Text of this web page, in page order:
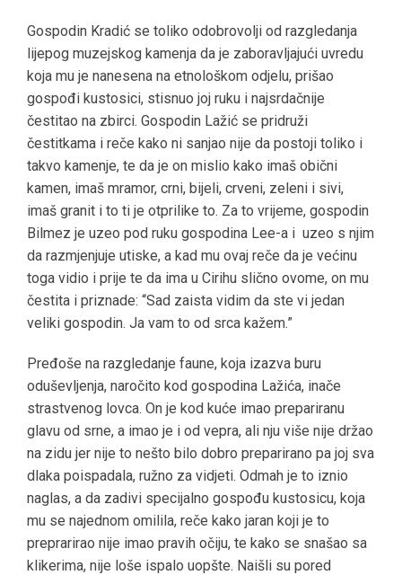
Gospodin Kradić se toliko odobrovolji od razgledanja
lijepog muzejskog kamenja da je zaboravljajući uvredu
koja mu je nanesena na etnološkom odjelu, prišao
gospođi kustosici, stisnuo joj ruku i najsrdačnije
čestitao na zbirci. Gospodin Lažić se pridruži
čestitkama i reče kako ni sanjao nije da postoji toliko i
takvo kamenje, te da je on mislio kako imaš obični
kamen, imaš mramor, crni, bijeli, crveni, zeleni i sivi,
imaš granit i to ti je otprilike to. Za to vrijeme, gospodin
Bilmez je uzeo pod ruku gospodina Lee-a i uzeo s njim
da razmjenjuje utiske, a kad mu ovaj reče da je većinu
toga vidio i prije te da ima u Cirihu slično ovome, on mu
čestita i priznade: “Sad zaista vidim da ste vi jedan
veliki gospodin. Ja vam to od srca kažem.”
Pređoše na razgledanje faune, koja izazva buru
oduševljenja, naročito kod gospodina Lažića, inače
strastvenog lovca. On je kod kuće imao prepariranu
glavu od srne, a imao je i od vepra, ali nju više nije držao
na zidu jer nije to nešto bilo dobro preparirano pa joj sva
dlaka poispadala, ružno za vidjeti. Odmah je to iznio
naglas, a da zadivi specijalno gospođu kustosicu, koja
mu se najednom omilila, reče kako jaran koji je to
preprarirao nije imao pravih očiju, te kako se snašao sa
klikerima, nije loše ispalo uopšte. Naišli su pored